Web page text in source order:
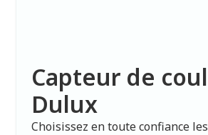
Capteur de
Dulux
Choisissez en toute confiance